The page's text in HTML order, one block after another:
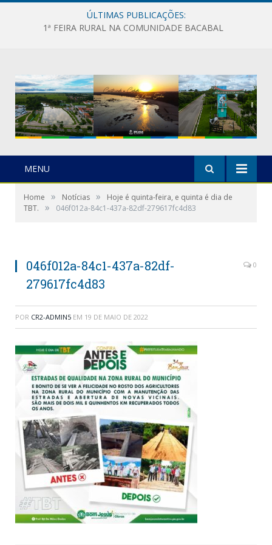
ÚLTIMAS PUBLICAÇÕES:
1ª FEIRA RURAL NA COMUNIDADE BACABAL
MENU
Home » Notícias »
Hoje é quinta-feira, e quinta é dia de
TBT.
» 046f012a-84c1-437a-82df-279617fc4d83
046f012a-84c1-437a-82df-
279617fc4d83
0
POR CR2-ADMIN5 EM 19 DE MAIO DE 2022